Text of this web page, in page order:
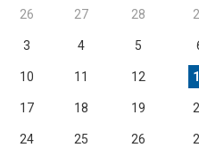
26 27 28
3 4 5
10 11 12
17 18 19
24 25 26